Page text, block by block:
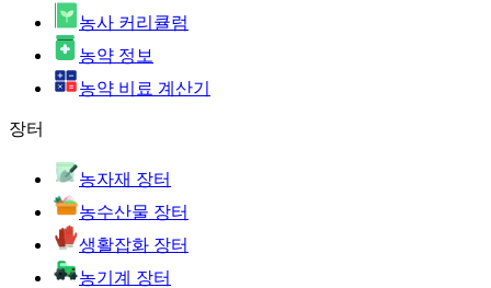
농사 커리큘럼
농약 정보
농약 비료 계산기
장터
농자재 장터
농수산물 장터
생활잡화 장터
농기계 장터